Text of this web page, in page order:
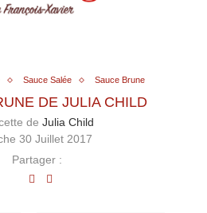
Sauce Salée Sauce Brune
DE JULIA CHILD
de Julia Child
30 Juillet 2017
Partager :